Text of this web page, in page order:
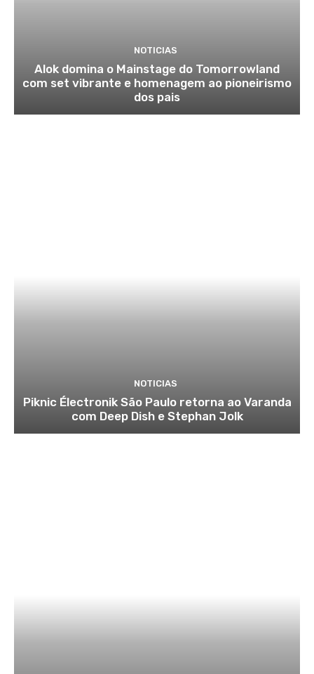
NOTICIAS
Alok domina o Mainstage do Tomorrowland
com set vibrante e homenagem ao pioneirismo
dos pais
NOTICIAS
Piknic Électronik São Paulo retorna ao Varanda
com Deep Dish e Stephan Jolk